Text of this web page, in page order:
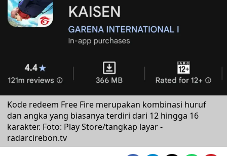
Kode redeem Free Fire merupakan kombinasi huruf
dan angka yang biasanya terdiri dari 12 hingga 16
karakter. Foto: Play Store/tangkap layar -
radarcirebon.tv